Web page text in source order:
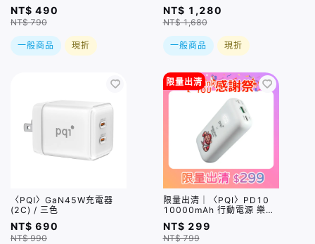
NT$ 490
NT$ 790
一般商品 現折
NT$ 1,280
NT$ 1,680
一般商品 現折
〈PQI〉GaN45W充電器
(2C) / 三色
NT$ 690
NT$ 990
限量出清
限量出清｜〈PQI〉PD10
10000mAh 行動電源 樂天
桃猿 白色 盒損品
NT$ 299
NT$ 799